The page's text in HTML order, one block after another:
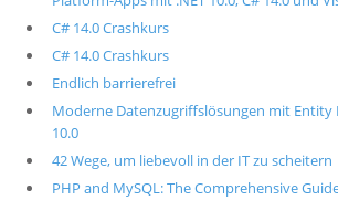
C# 14.0 Crashkurs
C# 14.0 Crashkurs
Endlich barrierefrei
Moderne Datenzugriffslösungen mit Entity
10.0
42 Wege, um liebevoll in der IT zu scheitern
PHP and MySQL: The Comprehensive